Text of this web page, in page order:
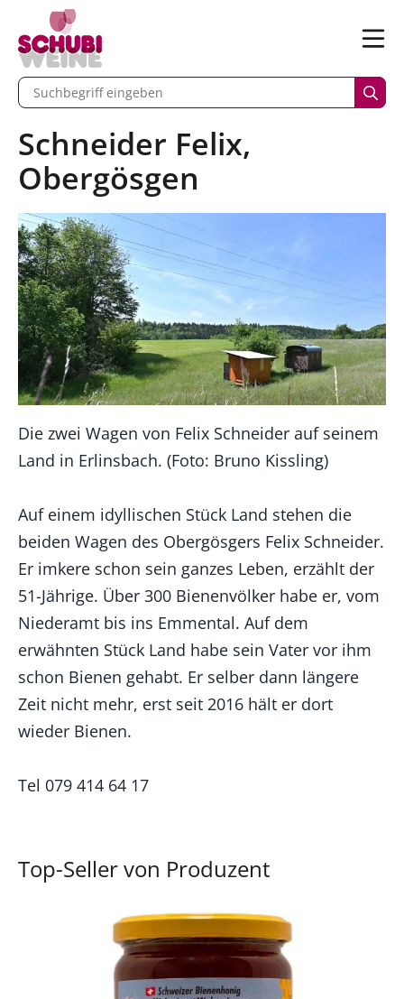
Menü
eingeben
Schneider Felix,
Obergösgen
Die zwei Wagen von Felix Schneider auf seinem
Land in Erlinsbach. (Foto: Bruno Kissling)
Auf einem idyllischen Stück Land stehen die
beiden Wagen des Obergösgers Felix Schneider.
Er imkere schon sein ganzes Leben, erzählt der
51-Jährige. Über 300 Bienenvölker habe er, vom
Niederamt bis ins Emmental. Auf dem
erwähnten Stück Land habe sein Vater vor ihm
schon Bienen gehabt. Er selber dann längere
Zeit nicht mehr, erst seit 2016 hält er dort
wieder Bienen.
Tel 079 414 64 17
Top-Seller von Produzent